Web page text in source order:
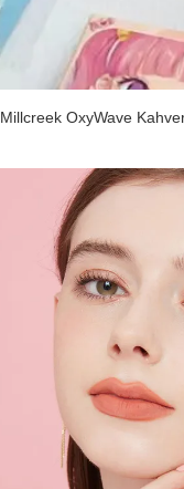
Millcreek OxyWave